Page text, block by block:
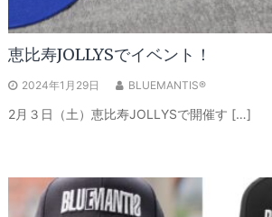
恵比寿JOLLYSでイベント！
2024年1月29日 BLUEMANTIS®
2月３日（土）恵比寿JOLLYSで開催す […]